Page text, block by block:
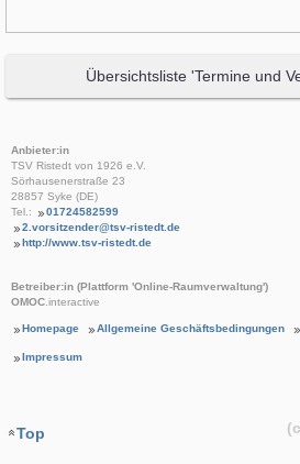
Übersichtsliste 'Termine und
Anbieter:in
TSV Ristedt von 1926 e.V.
Sörhausenerstraße 23
28857 Syke (DE)
Tel.:
01724582599
2.vorsitzender@tsv-ristedt.de
http://www.tsv-ristedt.de
Betreiber:in (Plattform 'Online-Raumverwaltung')
OMOC.interactive
Homepage Allgemeine Geschäftsbedingungen
Impressum
Top